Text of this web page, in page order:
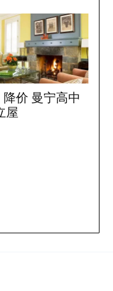
降价 曼宁高中
屋